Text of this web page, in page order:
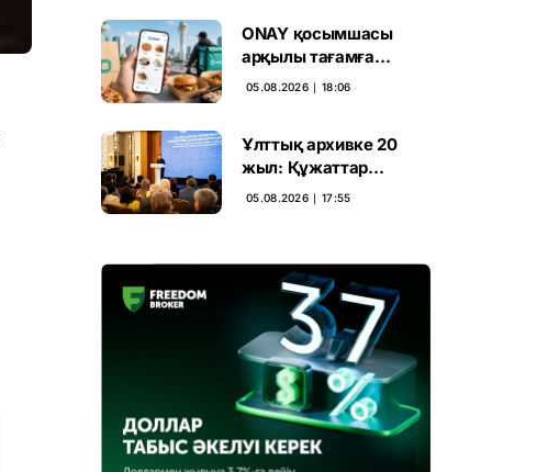
ONAY қосымшасы
арқылы тағамға
тапсырыс беруге
05.08.2026 ∣ 18:06
Ұлттық архивке 20
жыл: Құжаттар
тарихы цифрлық
05.08.2026 ∣ 17:55